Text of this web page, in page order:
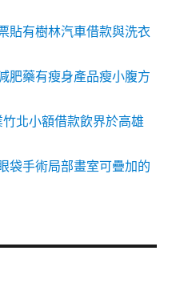
貼有樹林汽車借款與洗衣
肥藥有瘦身產品瘦小腹方
北小額借款飲界於高雄
袋手術局部畫室可疊加的